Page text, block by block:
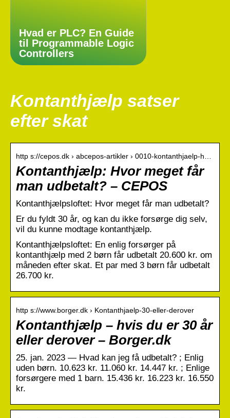
Hvad er PLC? En Guide
til Programmable Logic
Controllers
Kontanthjælp satser
efter skat
http s://cepos.dk › abcepos-artikler › 0010-kontanthjaelp-h…
Kontanthjælp: Hvor meget får
man udbetalt? – CEPOS
Kontanthjælpsloftet: Hvor meget får man udbetalt?
Er du fyldt 30 år, og kan du ikke forsørge dig selv,
vil du kunne modtage kontanthjælp.
Kontanthjælpsloftet: En enlig forsørger på
kontanthjælp med 2 børn får udbetalt 20.600 kr. om
måneden efter skat. Et par med 3 børn får udbetalt
26.700 kr.
http s://www.borger.dk › Kontanthjaelp-30-eller-derover
Kontanthjælp – hvis du er 30 år
eller derover – Borger.dk
25. jan. 2023 — Hvad kan jeg få udbetalt? ; Enlig
uden børn. 10.623 kr. 11.060 kr. 14.447 kr. ; Enlige
forsørgere med 1 barn. 15.436 kr. 16.223 kr. 16.550
kr.